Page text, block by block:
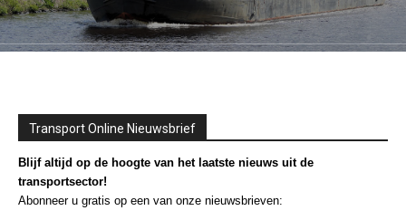
Transport Online Nieuwsbrief
Blijf altijd op de hoogte van het laatste nieuws uit de
transportsector!
Abonneer u gratis op een van onze nieuwsbrieven: